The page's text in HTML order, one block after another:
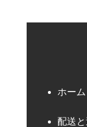
ホーム
配送